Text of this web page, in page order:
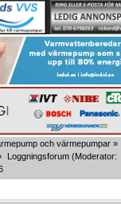
och värmepumpar »
Loggningsforum (Moderator: